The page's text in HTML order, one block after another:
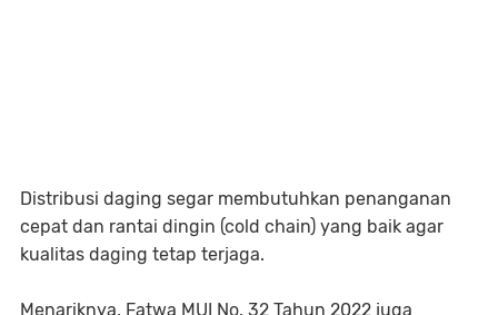
Distribusi daging segar membutuhkan penanganan
cepat dan rantai dingin (cold chain) yang baik agar
kualitas daging tetap terjaga.
Menariknya, Fatwa MUI No. 32 Tahun 2022 juga